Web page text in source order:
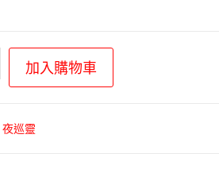
加入購物車
夜巡靈